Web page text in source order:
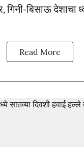
गिनी-बिसाऊ
Read More